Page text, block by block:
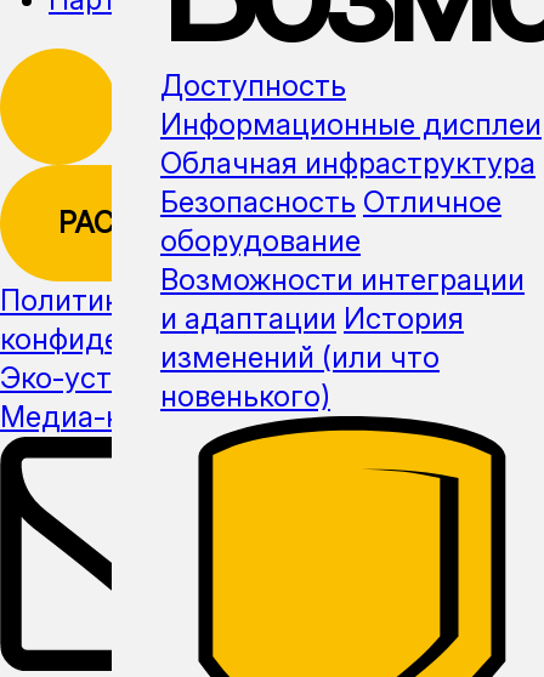
РАССЫЛКА
Политика
конфиденциальности
Эко-устойчивость
Медиа-кит
Доступность
Информационные дисплеи
Облачная инфраструктура
Безопасность Отличное
оборудование
Возможности интеграции
и адаптации История
изменений (или что
новенького)